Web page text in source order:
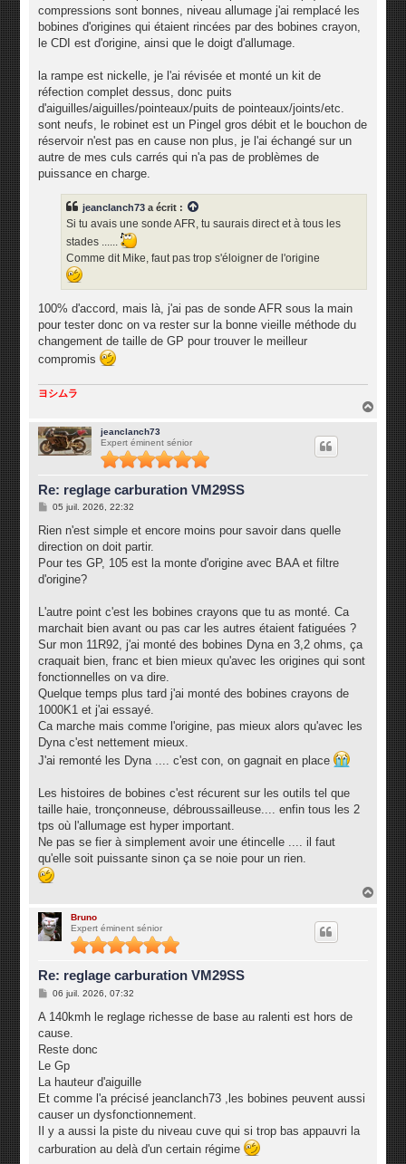
compressions sont bonnes, niveau allumage j'ai remplacé les
bobines d'origines qui étaient rincées par des bobines crayon,
le CDI est d'origine, ainsi que le doigt d'allumage.
la rampe est nickelle, je l'ai révisée et monté un kit de
réfection complet dessus, donc puits
d'aiguilles/aiguilles/pointeaux/puits de pointeaux/joints/etc.
sont neufs, le robinet est un Pingel gros débit et le bouchon de
réservoir n'est pas en cause non plus, je l'ai échangé sur un
autre de mes culs carrés qui n'a pas de problèmes de
puissance en charge.
jeanclanch73 a écrit :
Si tu avais une sonde AFR, tu saurais direct et à tous les
stades ......
Comme dit Mike, faut pas trop s'éloigner de l'origine
100% d'accord, mais là, j'ai pas de sonde AFR sous la main
pour tester donc on va rester sur la bonne vieille méthode du
changement de taille de GP pour trouver le meilleur
compromis
ヨシムラ
jeanclanch73
Expert éminent sénior
Re: reglage carburation VM29SS
M
s
a
g
05 juil. 2026, 22:32
Rien n'est simple et encore moins pour savoir dans quelle
direction on doit partir.
Pour tes GP, 105 est la monte d'origine avec BAA et filtre
d'origine?
L'autre point c'est les bobines crayons que tu as monté. Ca
marchait bien avant ou pas car les autres étaient fatiguées ?
Sur mon 11R92, j'ai monté des bobines Dyna en 3,2 ohms, ça
craquait bien, franc et bien mieux qu'avec les origines qui sont
fonctionnelles on va dire.
Quelque temps plus tard j'ai monté des bobines crayons de
1000K1 et j'ai essayé.
Ca marche mais comme l'origine, pas mieux alors qu'avec les
Dyna c'est nettement mieux.
J'ai remonté les Dyna .... c'est con, on gagnait en place
Les histoires de bobines c'est récurent sur les outils tel que
taille haie, tronçonneuse, débroussailleuse.... enfin tous les 2
tps où l'allumage est hyper important.
Ne pas se fier à simplement avoir une étincelle .... il faut
qu'elle soit puissante sinon ça se noie pour un rien.
Bruno
Expert éminent sénior
Re: reglage carburation VM29SS
M
s
a
g
06 juil. 2026, 07:32
A 140kmh le reglage richesse de base au ralenti est hors de
cause.
Reste donc
Le Gp
La hauteur d'aiguille
Et comme l'a précisé jeanclanch73 ,les bobines peuvent aussi
causer un dysfonctionnement.
Il y a aussi la piste du niveau cuve qui si trop bas appauvri la
carburation au delà d'un certain régime